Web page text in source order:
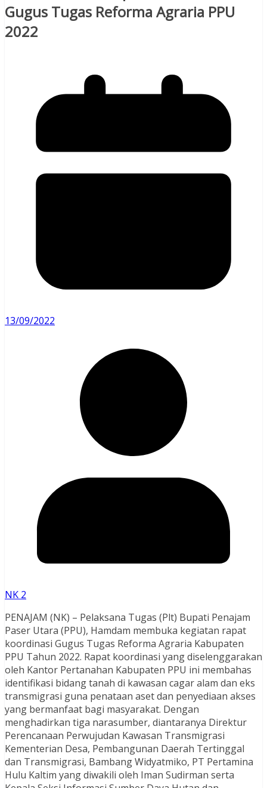
Gugus Tugas Reforma Agraria PPU
2022
13/09/2022
NK 2
PENAJAM (NK) – Pelaksana Tugas (Plt) Bupati Penajam
Paser Utara (PPU), Hamdam membuka kegiatan rapat
koordinasi Gugus Tugas Reforma Agraria Kabupaten
PPU Tahun 2022. Rapat koordinasi yang diselenggarakan
oleh Kantor Pertanahan Kabupaten PPU ini membahas
identifikasi bidang tanah di kawasan cagar alam dan eks
transmigrasi guna penataan aset dan penyediaan akses
yang bermanfaat bagi masyarakat. Dengan
menghadirkan tiga narasumber, diantaranya Direktur
Perencanaan Perwujudan Kawasan Transmigrasi
Kementerian Desa, Pembangunan Daerah Tertinggal
dan Transmigrasi, Bambang Widyatmiko, PT Pertamina
Hulu Kaltim yang diwakili oleh Iman Sudirman serta